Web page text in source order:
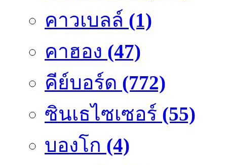
คาวเบลล์ (1)
คาฮอง (47)
คีย์บอร์ด (772)
ซินเธไซเซอร์ (55)
บองโก (4)